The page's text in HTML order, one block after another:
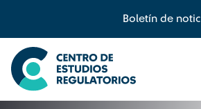
Boletín de
Búsqueda
Seleccione país